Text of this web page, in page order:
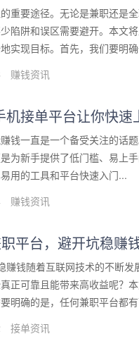
重要途径。无论是兼职还是
陷阱和误区需要避开。本文
实现目标。首先，我们要明
赚钱资讯
接单平台让你快速
钱一直是一个备受关注的话
为新手提供了低门槛、易上
用的工具和平台快速入门...
赚钱资讯
平台，避开坑稳赚
钱随着互联网技术的不断
正可靠且能带来高收益呢？
明确的是，任何兼职平台都
接单资讯